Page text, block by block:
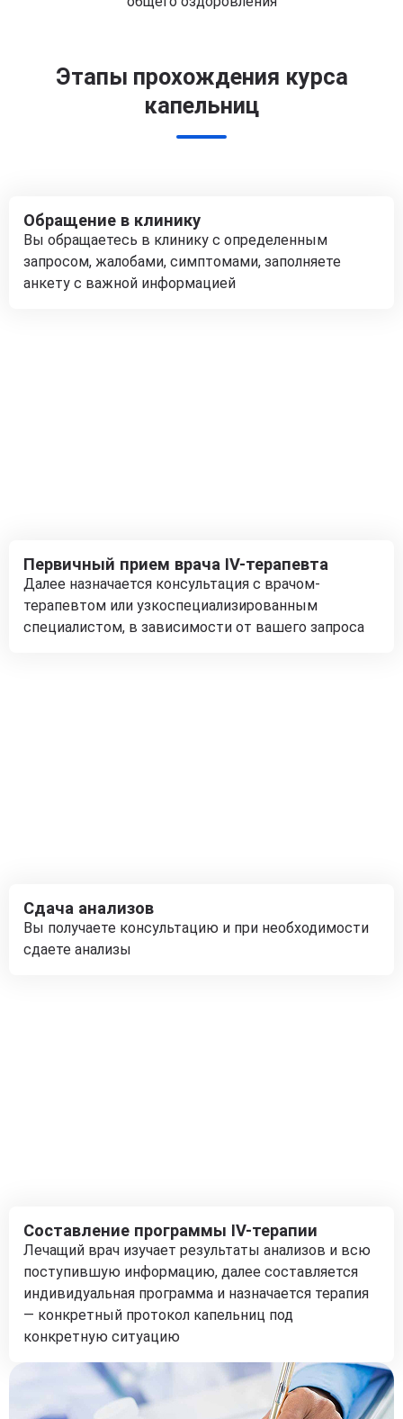
Этапы прохождения курса
капельниц
Обращение в клинику
Вы обращаетесь в клинику с определенным
запросом, жалобами, симптомами, заполняете
анкету с важной информацией
Первичный прием врача IV-терапевта
Далее назначается консультация с врачом-
терапевтом или узкоспециализированным
специалистом, в зависимости от вашего запроса
Сдача анализов
Вы получаете консультацию и при необходимости
сдаете анализы
Составление программы IV-терапии
Лечащий врач изучает результаты анализов и всю
поступившую информацию, далее составляется
индивидуальная программа и назначается терапия
— конкретный протокол капельниц под
конкретную ситуацию